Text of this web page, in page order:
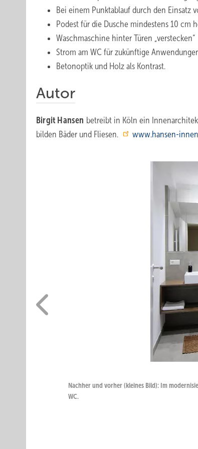
Bei einem Punktablauf durch den Einsatz
Podest für die Dusche mindestens 10 cm
Waschmaschine hinter Türen „verstecken“
Strom am WC für zukünftige
Betonoptik und Holz als Kontrast.
Autor
Birgit Hansen betreibt in Köln ein
bilden Bäder und Fliesen.
www.hansen-
Nachher und vorher (kleines Bild): Im
WC.